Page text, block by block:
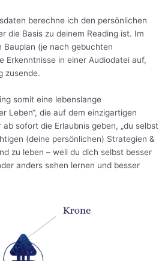
berechne ich den persönlichen
die Basis zu deinem Reading ist. Im
Bauplan (je nach gebuchten
Erkenntnisse in einer Audiodatei auf,
zusende.
somit eine lebenslange
Leben“, die auf dem einzigartigen
sofort die Erlaubnis geben, „du selbst
(deine persönlichen) Strategien &
zu leben – weil du dich selbst besser
anders sehen lernen und besser